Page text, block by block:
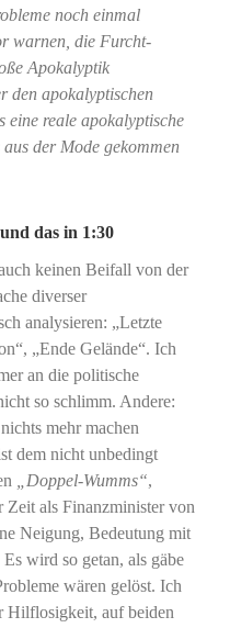
noch einmal
warnen, die Furcht-
Apokalyptik
den apokalyptischen
eine reale apokalyptische
der Mode gekommen
das in 1:30
keinen Beifall von der
diverser
analysieren: „Letzte
„Ende Gelände“. Ich
an die politische
so schlimm. Andere:
mehr machen
dem nicht unbedingt
„Doppel-Wumms“,
Zeit als Finanzminister von
Neigung, Bedeutung mit
wird so getan, als gäbe
wären gelöst. Ich
Hilflosigkeit, auf beiden